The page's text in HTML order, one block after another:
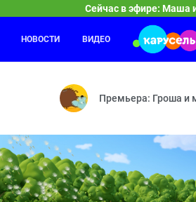
Сейчас в эфире: Маша
в «Гранд уютъ» — Ты ж моя
Лунтик
Ритм — Игра —
НОВОСТИ ВИДЕО
Премьера: Гроша и